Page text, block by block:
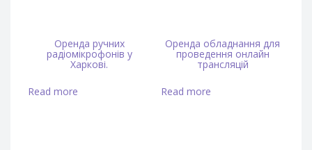
Оренда ручних
радіомікрофонів у
Харкові.
Read more
Оренда обладнання для
проведення онлайн
трансляцій
Read more